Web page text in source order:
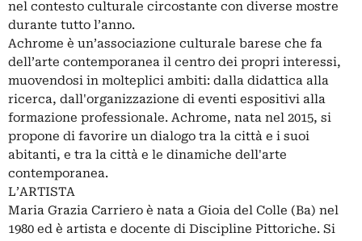
nel contesto culturale circostante con diverse mostre
durante tutto l’anno.
Achrome è un’associazione culturale barese che fa
dell’arte contemporanea il centro dei propri interessi,
muovendosi in molteplici ambiti: dalla didattica alla
ricerca, dall'organizzazione di eventi espositivi alla
formazione professionale. Achrome, nata nel 2015, si
propone di favorire un dialogo tra la città e i suoi
abitanti, e tra la città e le dinamiche dell'arte
contemporanea.
L’ARTISTA
Maria Grazia Carriero è nata a Gioia del Colle (Ba) nel
1980 ed è artista e docente di Discipline Pittoriche. Si